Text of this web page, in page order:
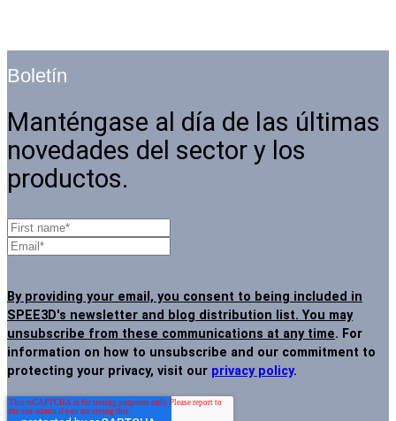
Boletín
Manténgase al día de las últimas
novedades del sector y los
productos.
By providing your email, you consent to being included in
SPEE3D's newsletter and blog distribution list. You may
unsubscribe from these communications at any time. For
information on how to unsubscribe and our commitment to
protecting your privacy, visit our privacy policy.